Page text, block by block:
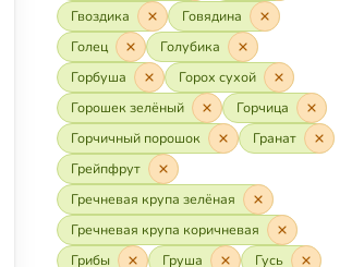
Гвоздика
Говядина
Голец
Голубика
Горбуша
Горох сухой
Горошек зелёный
Горчица
Горчичный порошок
Гранат
Грейпфрут
Гречневая крупа зелёная
Гречневая крупа коричневая
Грибы
Груша
Гусь